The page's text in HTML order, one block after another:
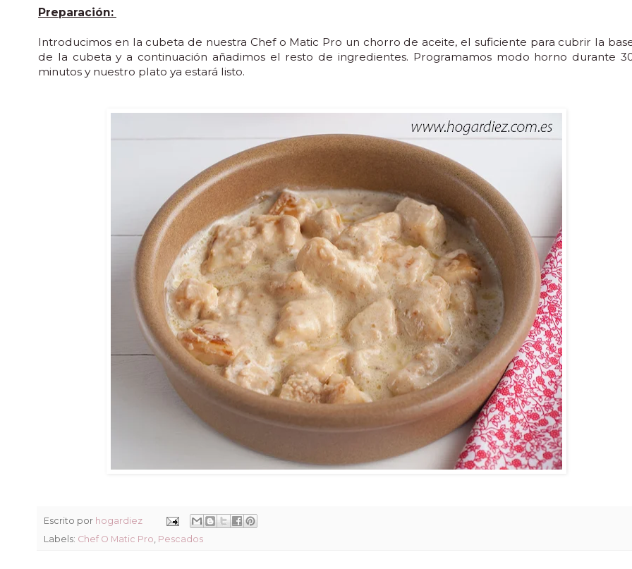
Preparación:
Introducimos en la cubeta de nuestra Chef o Matic Pro un chorro de aceite, el suficiente para cubrir la
de la cubeta y a continuación añadimos el resto de ingredientes. Programamos modo horno durante
minutos y nuestro plato ya estará listo.
Escrito por hogardiez
Labels: Chef O Matic Pro, Pescados